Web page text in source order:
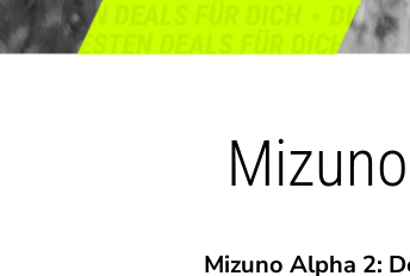
Mizuno Alpha 2: